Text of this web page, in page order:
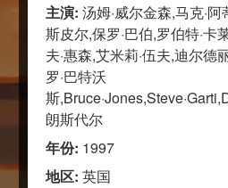
主演: 汤姆·威尔金森,马克·阿
斯皮尔,保罗·巴伯,罗伯特·卡
夫·惠森,艾米莉·伍夫,迪尔德
罗·巴特沃
斯
朗斯代尔
年份: 1997
地区: 英国